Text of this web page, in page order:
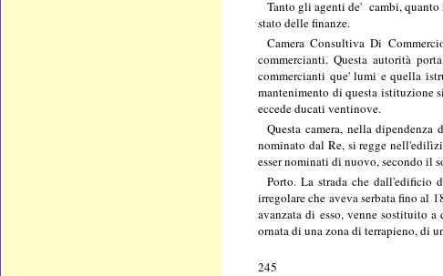
Tanto gli agenti de' cambi, quanto
stato delle finanze.
Camera Consultiva Di
commercianti. Questa autorità
commercianti que' lumi e quella
mantenimento di questa istituzione
eccede ducati ventinove.
Questa camera, nella
nominato dal Re, si regge
esser nominati di nuovo, secondo il
Porto. La strada che dall'edificio
irregolare che aveva serbata fino al
avanzata di esso, venne sostituito
ornata di una zona di terrapieno, di
245